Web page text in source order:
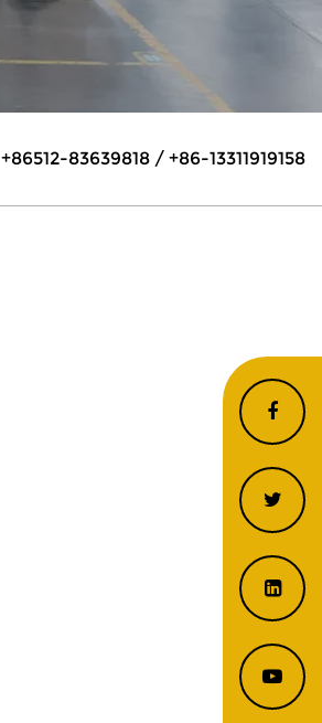
+86512-83639818 / +86-13311919158